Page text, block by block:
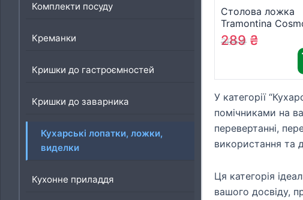
Комплекти посуду
Креманки
Кришки до гастроємностей
Кришки до заварника
Кухарські лопатки, ложки,
виделки
Кухонне приладдя
Столова ложка
Tramontina
шт (66950/011)
305₴
289 ₴
У категорії
помічниками на
перевертанні,
використання та
Ця категорія
вашого досвіду,